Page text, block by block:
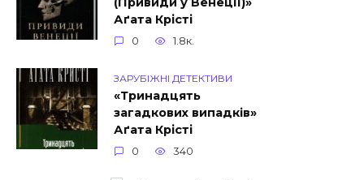
(Привиди у Венеції)»
Аґата Крісті
0 1.8к.
ЗАРУБІЖНІ ДЕТЕКТИВИ
«Тринадцять
загадкових випадкiв»
Аґата Крісті
0 340